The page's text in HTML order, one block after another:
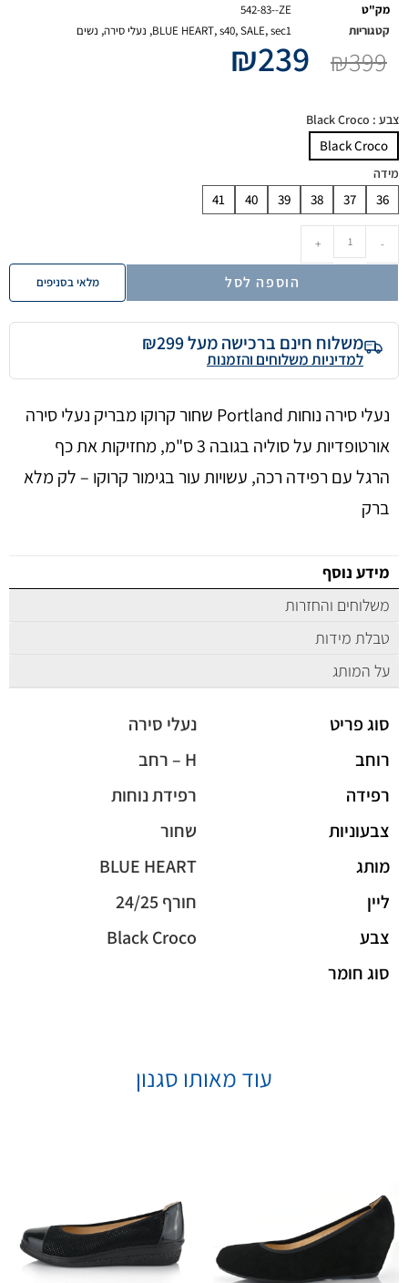
מק"ט
542-83--ZE
קטגוריות
BLUE HEART,s40,SALE,sec1
, נעלי סירה, נשים
₪399
₪239
צבע : Black Croco
Black Croco
מידה
36
37
38
39
40
41
-
+
הוספה לסל מלאי בסניפים
משלוח חינם ברכישה מעל ₪299
למדיניות משלוחים והזמנות
נעלי סירה נוחות Portland שחור קרוקו מבריק נעלי סירה
אורטופדיות על סוליה בגובה 3 ס"מ, מחזיקות את כף
הרגל עם רפידה רכה, עשויות עור בגימור קרוקו – לק מלא
ברק
מידע נוסף
משלוחים והחזרות
טבלת מידות
על המותג
סוג פריט
נעלי סירה
רוחב
H – רחב
רפידה
רפידת נוחות
צבעוניות
שחור
מותג
BLUE HEART
ליין
חורף 24/25
צבע
Black Croco
סוג חומר
עוד מאותו סגנון